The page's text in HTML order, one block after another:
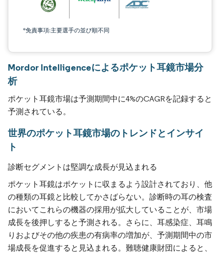
*免責事項:主要選手の並び順不同
Mordor Intelligenceによるポケット耳鏡市場分
析
ポケット耳鏡市場は予測期間中に4%のCAGRを記録すると
予測されている。
世界のポケット耳鏡市場のトレンドとインサイ
ト
診断セグメントは堅調な成長が見込まれる
ポケット耳鏡はポケットに収まるよう設計されており、他
の種類の耳鏡と比較してかさばらない。診断時の耳の検査
においてこれらの機器の採用が拡大していることが、市場
成長を後押しすると予測される。さらに、耳感染症、耳鳴
りおよびその他の疾患の有病率の増加が、予測期間中の市
場成長を促進すると見込まれる。難聴健康財団によると、